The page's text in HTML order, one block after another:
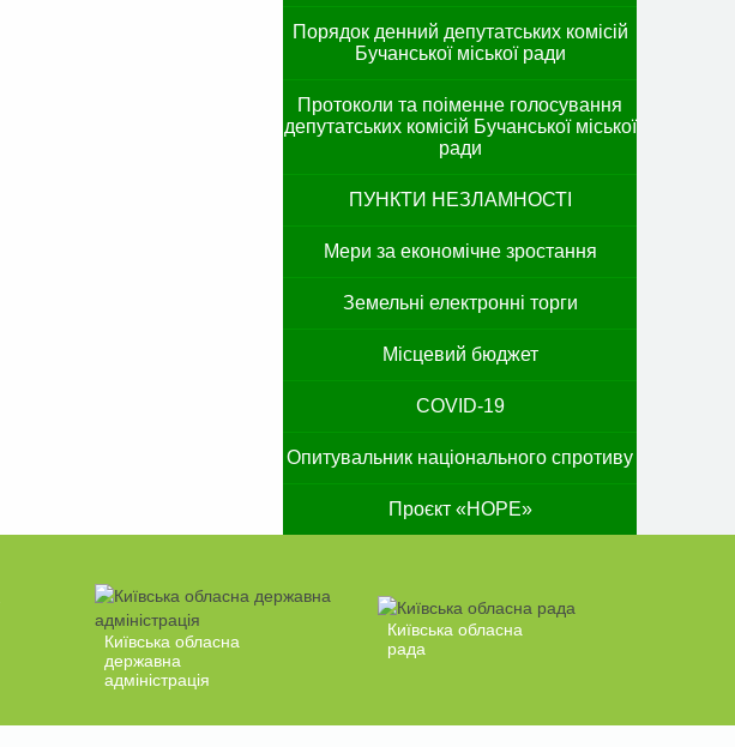
Порядок денний депутатських комісій
Бучанської міської ради
Протоколи та поіменне голосування
депутатських комісій Бучанської міської
ради
ПУНКТИ НЕЗЛАМНОСТІ
Мери за економічне зростання
Земельні електронні торги
Місцевий бюджет
COVID-19
Опитувальник національного спротиву
Проєкт «HOPE»
Київська обласна
державна
адміністрація
Київська обласна
рада